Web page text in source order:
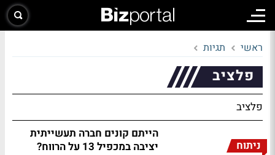
ראשי תגיות
פלציב
פלציב
ניתוח
הייתם קונים חברה תעשייתית
יציבה במכפיל 13 על הרווח?